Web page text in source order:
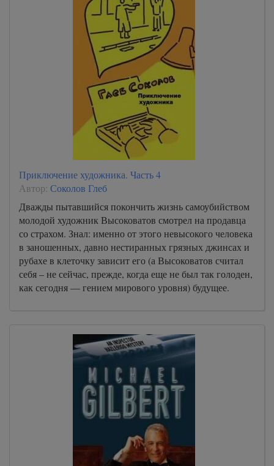
Приключение художника. Часть 4
Автор: Соколов Глеб
Дважды пытавшийся покончить жизнь самоубийством
молодой художник Высоковатов смотрел на продавца
со страхом. Знал: именно от этого невысокого человека
в заношенных, давно нестиранных грязных джинсах и
рубахе в клеточку зависит его (а Высоковатов считал
себя – не сейчас, прежде, когда еще не был так голоден,
как сегодня — гением мирового уровня) будущее.